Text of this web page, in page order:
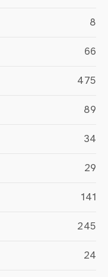
8
66
475
89
34
29
141
245
24